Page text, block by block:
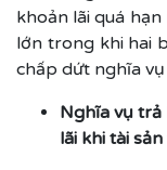
khoản lãi quá
lớn trong khi hai
chấp dứt nghĩa
Nghĩa vụ trả
lãi khi tài